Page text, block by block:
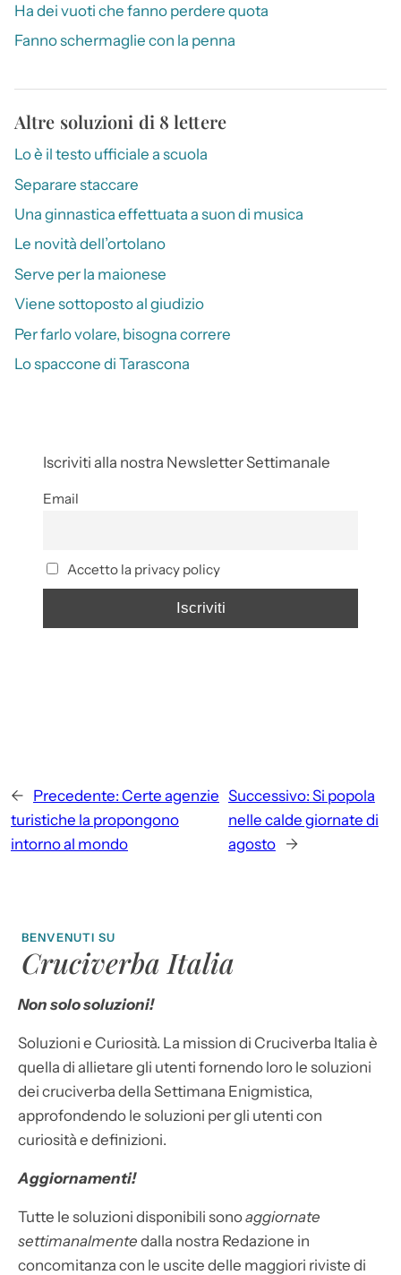
Ha dei vuoti che fanno perdere quota
Fanno schermaglie con la penna
Altre soluzioni di 8 lettere
Lo è il testo ufficiale a scuola
Separare staccare
Una ginnastica effettuata a suon di musica
Le novità dell’ortolano
Serve per la maionese
Viene sottoposto al giudizio
Per farlo volare, bisogna correre
Lo spaccone di Tarascona
Iscriviti alla nostra Newsletter Settimanale
Email
Accetto la privacy policy
← Precedente: Certe agenzie
turistiche la propongono
intorno al mondo
Successivo: Si popola
nelle calde giornate di
agosto
→
BENVENUTI SU
Cruciverba Italia
Non solo soluzioni!
Soluzioni e Curiosità. La mission di Cruciverba Italia è
quella di allietare gli utenti fornendo loro le soluzioni
dei cruciverba della Settimana Enigmistica,
approfondendo le soluzioni per gli utenti con
curiosità e definizioni.
Aggiornamenti!
Tutte le soluzioni disponibili sonoaggiornate
settimanalmente dalla nostra Redazione in
concomitanza con le uscite delle maggiori riviste di